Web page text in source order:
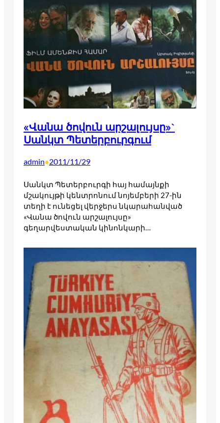
«Վանա ծովուն արշալույսը»`
Սանկտ Պետերբուրգում
admin•2011/11/29
Սանկտ Պետերբուրգի հայ համայնքի
մշակույթի կենտրոնում նոյեմբերի 27-ին
տեղի է ունեցել վերջերս նկարահանված
«Վանա ծովուն արշալույսը»
գեղարվեստական կինոնկարի…